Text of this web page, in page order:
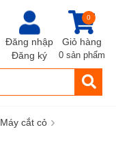
Đăng nhập
Đăng ký
Giỏ hàng
0
0 sản phẩm
Máy cắt cỏ ›